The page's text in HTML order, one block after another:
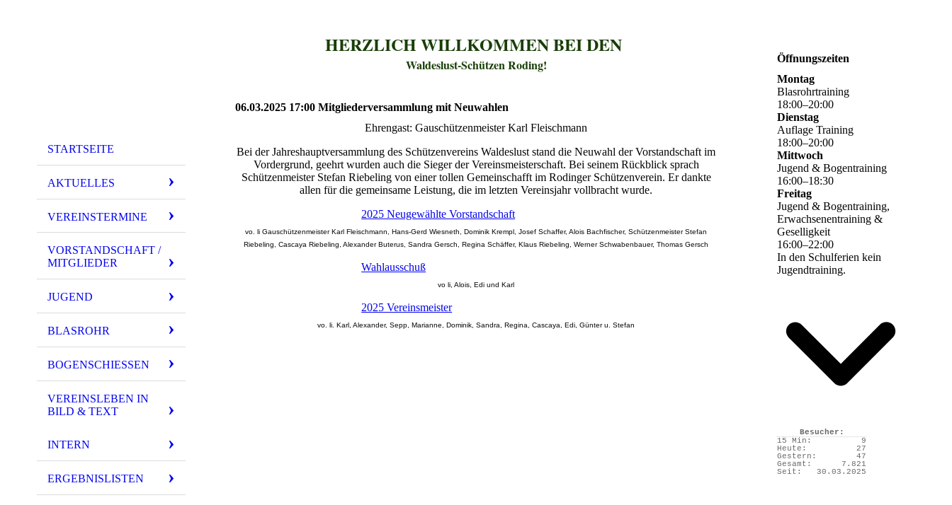
STARTSEITE
AKTUELLES
VEREINSTERMINE
VORSTANDSCHAFT /
MITGLIEDER
JUGEND
BLASROHR
BOGENSCHIESSEN
VEREINSLEBEN IN
BILD & TEXT
INTERN
ERGEBNISLISTEN
HERZLICH WILLKOMMEN BEI DEN
Waldeslust-Schützen Roding!
06.03.2025 17:00 Mitgliederversammlung mit Neuwahlen
Ehrengast: Gauschützenmeister Karl Fleischmann
Bei der Jahreshauptversammlung des Schützenvereins Waldeslust stand die Neuwahl der Vorstandschaft im
Vordergrund, geehrt wurden auch die Sieger der Vereinsmeisterschaft. Bei seinem Rückblick sprach
Schützenmeister Stefan Riebeling von einer tollen Gemeinschafft im Rodinger Schützenverein. Er dankte
allen für die gemeinsame Leistung, die im letzten Vereinsjahr vollbracht wurde.
2025 Neugewählte Vorstandschaft
vo. li Gauschützenmeister Karl Fleischmann, Hans-Gerd Wiesneth, Dominik Krempl, Josef Schaffer, Alois Bachfischer, Schützenmeister Stefan
Riebeling, Cascaya Riebeling, Alexander Buterus, Sandra Gersch, Regina Schäffer, Klaus Riebeling, Werner Schwabenbauer, Thomas Gersch
Wahlausschuß
vo li, Alois, Edi und Karl
2025 Vereinsmeister
vo. li. Karl, Alexander, Sepp, Marianne, Dominik, Sandra, Regina, Cascaya, Edi, Günter u. Stefan
Öffnungszeiten
Montag
Blasrohrtraining
18:00–20:00
Dienstag
Auflage Training
18:00–20:00
Mittwoch
Jugend & Bogentraining
16:00–18:30
Freitag
Jugend & Bogentraining,
Erwachsenentraining &
Geselligkeit
16:00–22:00
In den Schulferien kein
Jugendtraining.